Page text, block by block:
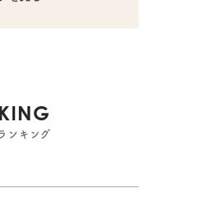
ンキング